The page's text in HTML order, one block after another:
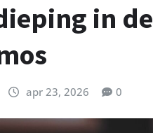
in de
apr 23, 2026 0